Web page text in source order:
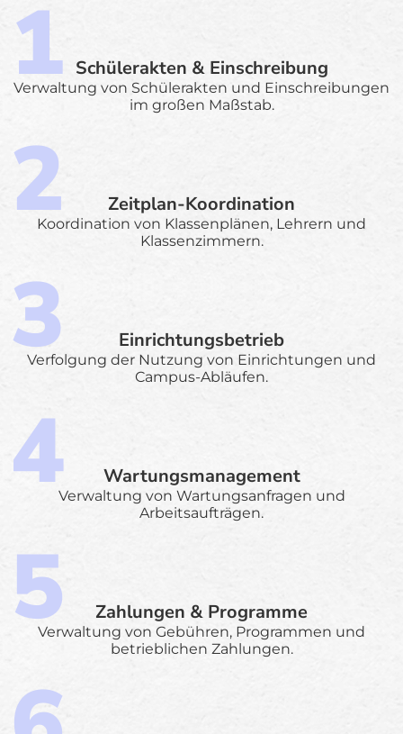
Schülerakten & Einschreibung
Verwaltung von Schülerakten und Einschreibungen
im großen Maßstab.
Zeitplan-Koordination
Koordination von Klassenplänen, Lehrern und
Klassenzimmern.
Einrichtungsbetrieb
Verfolgung der Nutzung von Einrichtungen und
Campus-Abläufen.
Wartungsmanagement
Verwaltung von Wartungsanfragen und
Arbeitsaufträgen.
Zahlungen & Programme
Verwaltung von Gebühren, Programmen und
betrieblichen Zahlungen.